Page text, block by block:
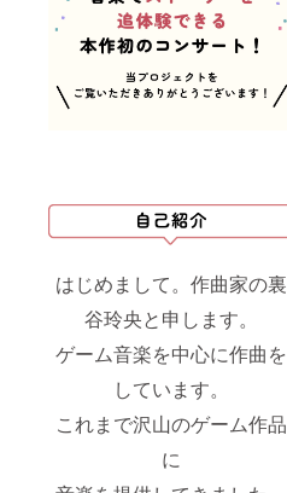
はじめまして。作曲家の裏
谷玲央と申します。
ゲーム音楽を中心に作曲を
しています。
これまで沢山のゲーム作品
に